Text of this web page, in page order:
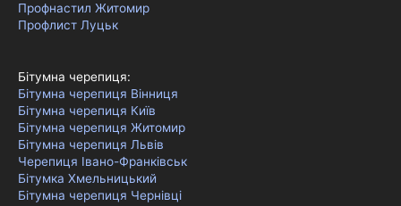
Профнастил Житомир
Профлист Луцьк
Бітумна черепиця:
Бітумна черепиця Вінниця
Бітумна черепиця Київ
Бітумна черепиця Житомир
Бітумна черепиця Львів
Черепиця Івано-Франківськ
Бітумка Хмельницький
Бітумна черепиця Чернівці